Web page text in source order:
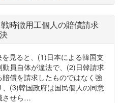
時徴用工個人の賠償請求
見ると、(1)日本による韓国支
員自体が違法で、(2)日韓請求
償を請求したものではなく強
(3)韓国政府は国民個人の同意
させら…